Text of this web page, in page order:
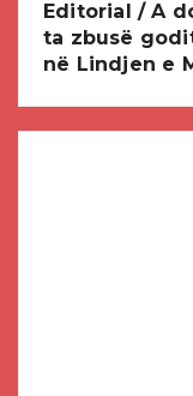
Editorial / A
ta zbusë
në Lindjen e